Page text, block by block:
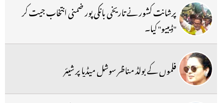
پرشانت کشور نے تاریخی بانکی پور ضمنی انتخاب جیت کر
''ڈیبیو'' کیا۔
فلموں کے بولڈ مناظر سوشل میڈیا پر شیئر